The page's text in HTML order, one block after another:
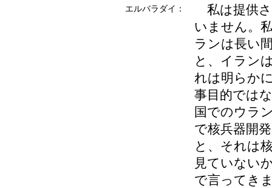
エルバラダイ：
私は提供
いません。
ランは長い
と、イラン
れは明らか
事目的では
国でのウラ
で核兵器開
と、それは
見ていない
で言ってき